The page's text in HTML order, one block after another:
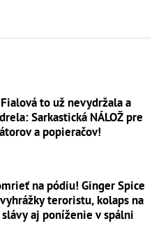
to už nevydržala a
Sarkastická NÁLOŽ pre
a popieračov!
na pódiu! Ginger Spice
teroristu, kolaps na
aj poníženie v spálni